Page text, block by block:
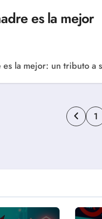
es la mejor
la mejor: un tributo a
1